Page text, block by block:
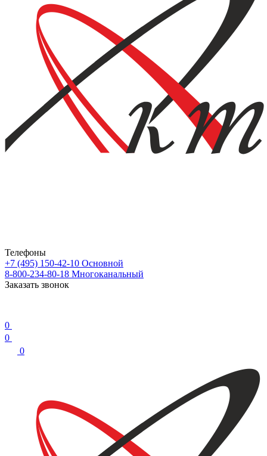
Телефоны
+7 (495) 150-42-10 Основной
8-800-234-80-18 Многоканальный
Заказать звонок
0
0
0